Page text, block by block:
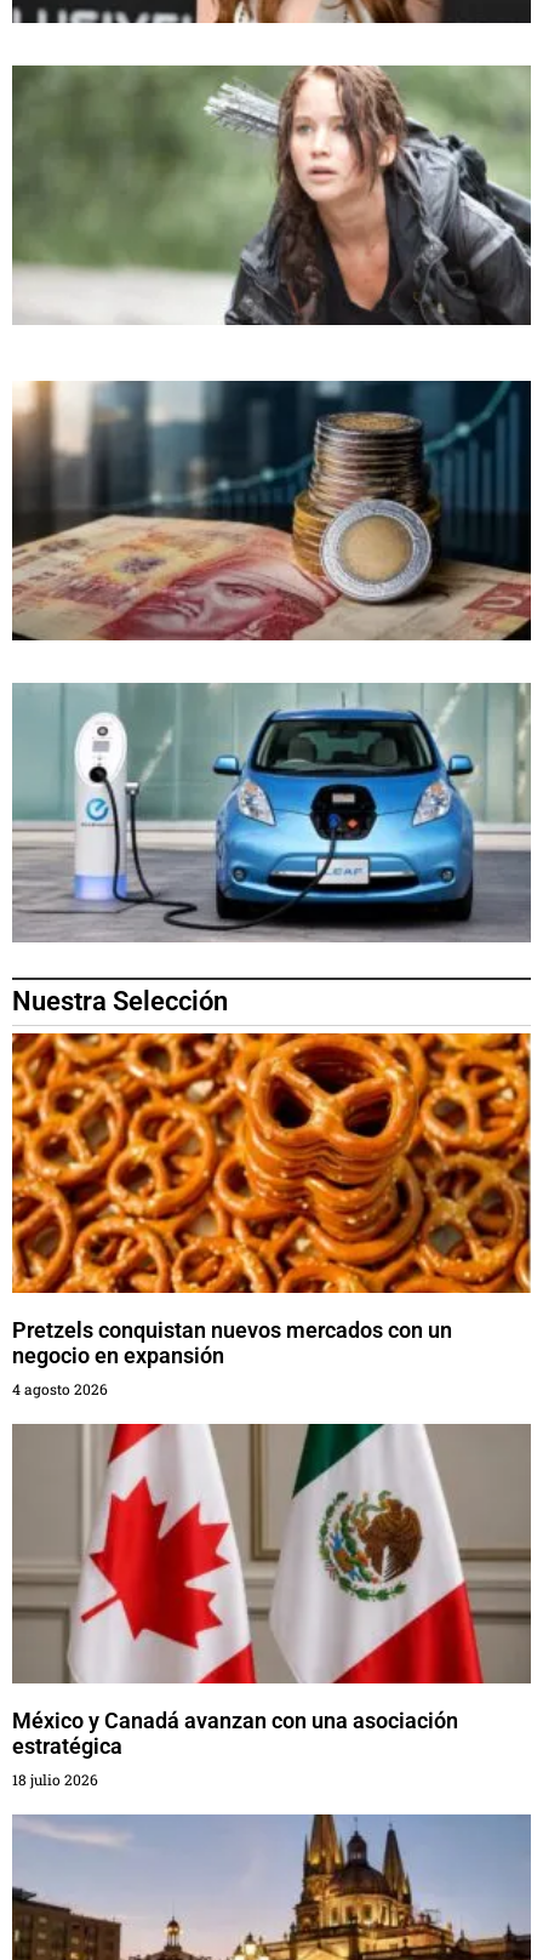
Nuestra Selección
Pretzels conquistan nuevos mercados con un
negocio en expansión
4 agosto 2026
México y Canadá avanzan con una asociación
estratégica
18 julio 2026